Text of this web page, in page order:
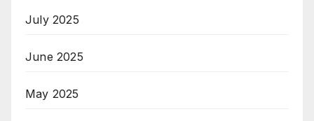
July 2025
June 2025
May 2025